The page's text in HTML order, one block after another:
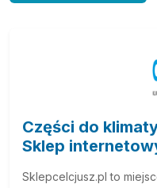
Części do
Sklep
Sklepcelcjusz.pl to